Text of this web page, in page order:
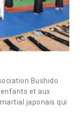
Bushido
enfants et aux
japonais qui